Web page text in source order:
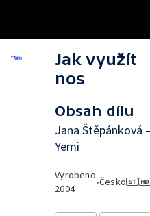
Jak využít
nos
Obsah dílu
Jana Štěpánková
Yemi
Vyrobeno
2004
•Česko